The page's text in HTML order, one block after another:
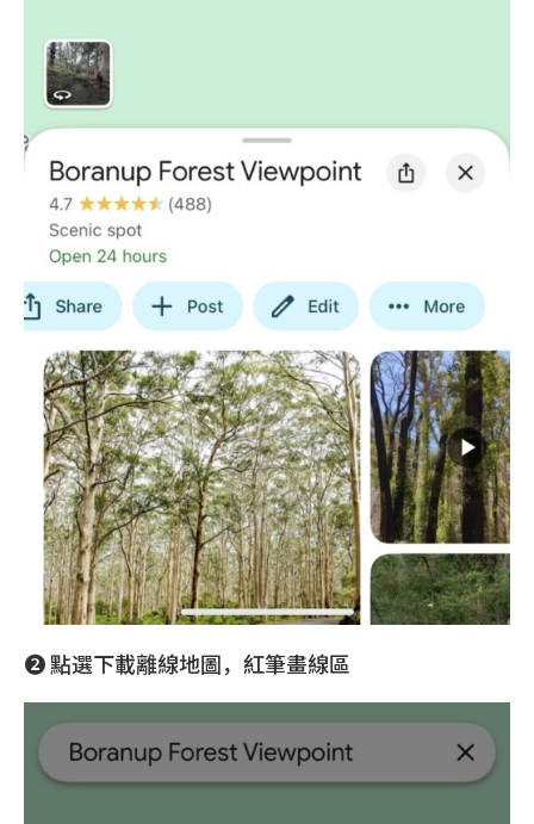
❷ 點選下載離線地圖，紅筆畫線區